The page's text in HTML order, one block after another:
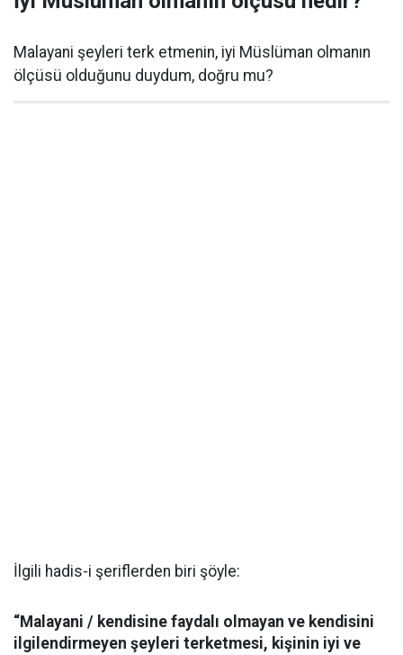
Malayani şeyleri terk etmenin, iyi Müslüman olmanın
ölçüsü olduğunu duydum, doğru mu?
İlgili hadis-i şeriflerden biri şöyle:
“Malayani / kendisine faydalı olmayan ve kendisini
ilgilendirmeyen şeyleri terketmesi, kişinin iyi ve